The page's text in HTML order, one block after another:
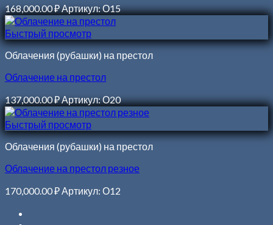
168,000.00₽Артикул: О15
Быстрый просмотр
Облачения (рубашки) на престол
Облачение на престол
137,000.00₽Артикул: О20
Быстрый просмотр
Облачения (рубашки) на престол
Облачение на престол резное
170,000.00₽ Артикул: О12